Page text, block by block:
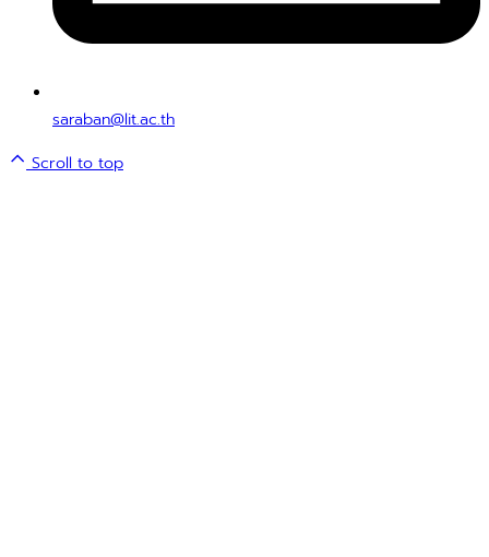
saraban@lit.ac.th
Scroll to top